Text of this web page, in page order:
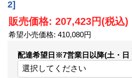
2]
販売価格: 207,423円(税込)
希望小売価格: 410,080円
配達希望日※7営業日以降(土・日